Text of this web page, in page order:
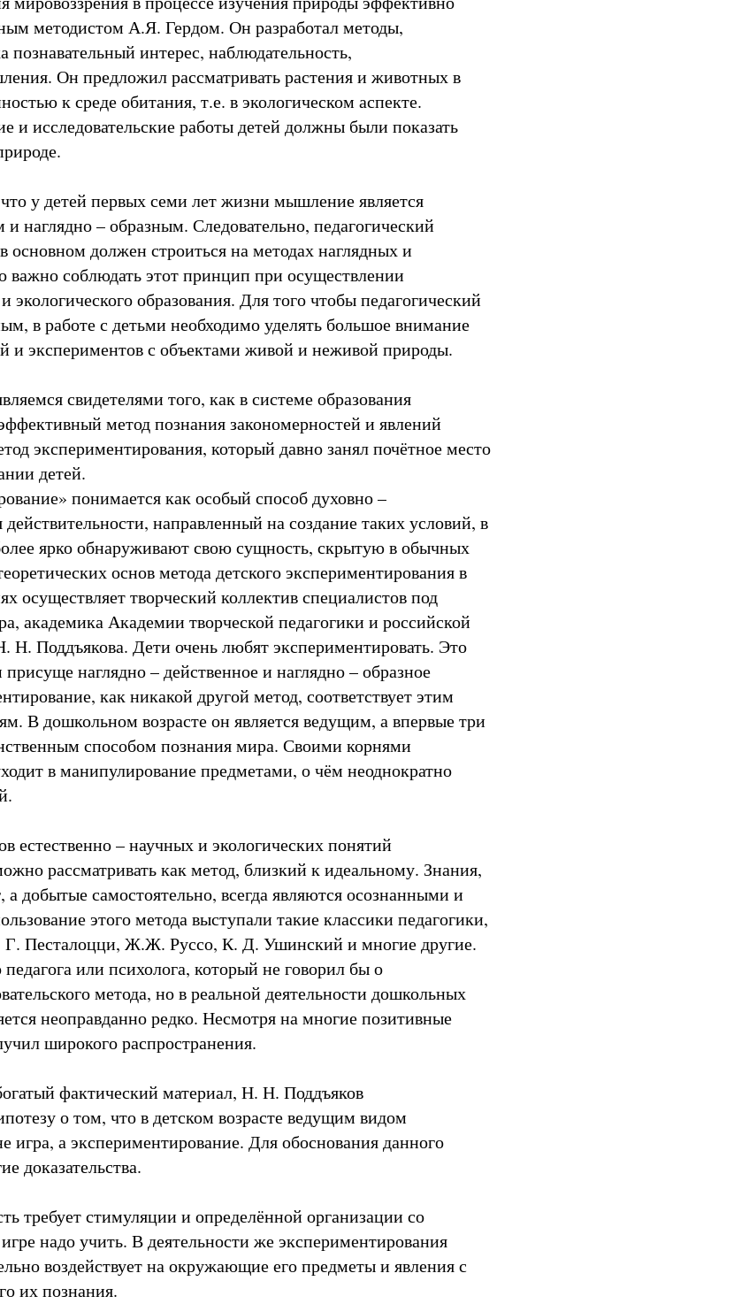
методистом А.Я. Гердом. Он разработал методы,
интерес, наблюдательность,
Он предложил рассматривать растения и животных в
к среде обитания, т.е. в экологическом аспекте.
и исследовательские работы детей должны были показать
у детей первых семи лет жизни мышление является
наглядно – образным. Следовательно, педагогический
основном должен строиться на методах наглядных и
важно соблюдать этот принцип при осуществлении
экологического образования. Для того чтобы педагогический
в работе с детьми необходимо уделять большое внимание
и экспериментов с объектами живой и неживой природы.
свидетелями того, как в системе образования
метод познания закономерностей и явлений
экспериментирования, который давно занял почётное место
детей.
понимается как особый способ духовно –
действительности, направленный на создание таких условий, в
ярко обнаруживают свою сущность, скрытую в обычных
основ метода детского экспериментирования в
осуществляет творческий коллектив специалистов под
академика Академии творческой педагогики и российской
Н. Поддъякова. Дети очень любят экспериментировать. Это
наглядно – действенное и наглядно – образное
как никакой другой метод, соответствует этим
В дошкольном возрасте он является ведущим, а впервые три
способом познания мира. Своими корнями
в манипулирование предметами, о чём неоднократно
естественно – научных и экологических понятий
рассматривать как метод, близкий к идеальному. Знания,
добытые самостоятельно, всегда являются осознанными и
этого метода выступали такие классики педагогики,
Песталоцци, Ж.Ж. Руссо, К. Д. Ушинский и многие другие.
или психолога, который не говорил бы о
метода, но в реальной деятельности дошкольных
неоправданно редко. Несмотря на многие позитивные
широкого распространения.
фактический материал, Н. Н. Поддъяков
о том, что в детском возрасте ведущим видом
игра, а экспериментирование. Для обоснования данного
доказательства.
требует стимуляции и определённой организации со
надо учить. В деятельности же экспериментирования
воздействует на окружающие его предметы и явления с
их познания.